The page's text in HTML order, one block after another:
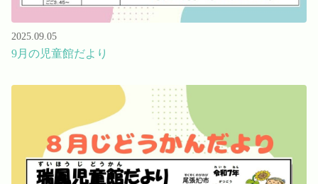
2025.09.05
9月の児童館だより